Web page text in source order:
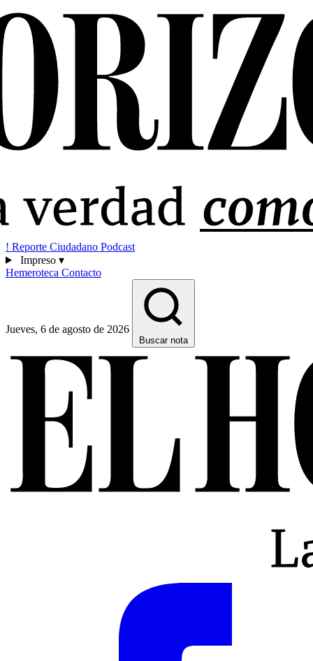
! Reporte Ciudadano Podcast
Impreso ▾
Hemeroteca Contacto
Jueves, 6 de agosto de 2026
Buscar nota